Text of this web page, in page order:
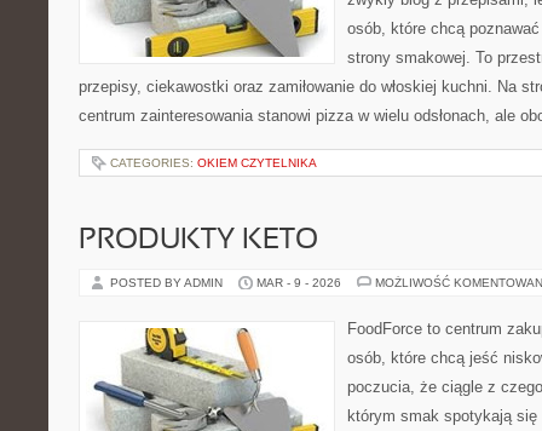
osób, które chcą
strony smakowej. To
przepisy, ciekawostki oraz zamiłowanie do włoskiej kuchni. Na
centrum zainteresowania stanowi pizza w wielu odsłonach, ale
CATEGORIES: OKIEM CZYTELNIKA
PRODUKTY KETO
POSTED BY ADMIN MAR - 9 - 2026 MOŻLIWOŚĆ
FoodForce to centrum
osób, które chcą jeść
poczucia, że ciągle z
którym smak spotykają